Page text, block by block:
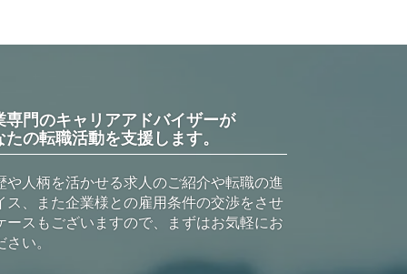
専門のキャリアアドバイザーが
たの転職活動を支援します。
や人柄を活かせる求人のご紹介や転職の進
ス、また企業様との雇用条件の交渉をさせ
ースもございますので、まずはお気軽にお
い。